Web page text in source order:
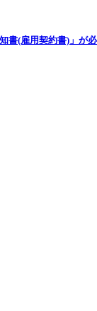
書(雇用契約書)」が